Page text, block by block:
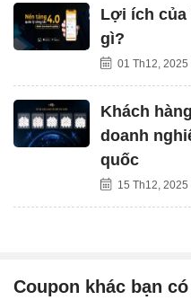
Lợi ích của
gì?
01 Th12, 2025
Khách
doanh
quốc
15 Th12, 2025
Coupon khác bạn